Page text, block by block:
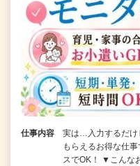
仕事内容
実は…入力するだけ
もらえるお得な仕
スでOK！ ▼こんな